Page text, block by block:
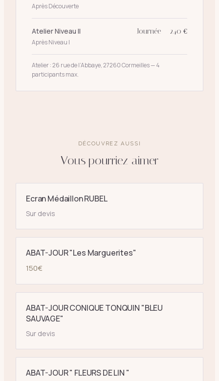
Après Découverte
Atelier Niveau II
Après Niveau I
Journée — 240 €
Atelier : 26 rue de l’Abbaye, 27260 Cormeilles — 4
participants max.
DÉCOUVREZ AUSSI
Vous pourriez aimer
Ecran Médaillon RUBEL
Sur devis
ABAT-JOUR "Les Marguerites"
150€
ABAT-JOUR CONIQUE TONQUIN "BLEU
SAUVAGE"
Sur devis
ABAT-JOUR " FLEURS DE LIN "